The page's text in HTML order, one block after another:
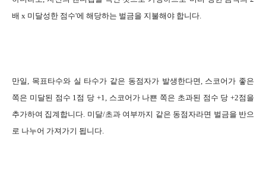
배 x 미달성한 점수'에 해당하는 벌금을 지불해야 합니다.
만일, 목표타수와 실 타수가 같은 동점자가 발생한다면, 스코어가 좋은
쪽은 미달된 점수 1점 당 +1, 스코어가 나쁜 쪽은 초과된 점수 당 +2점을
추가하여 집계합니다. 미달/초과 여부까지 같은 동점자라면 벌금을 반으
로 나누어 가져가기 됩니다.